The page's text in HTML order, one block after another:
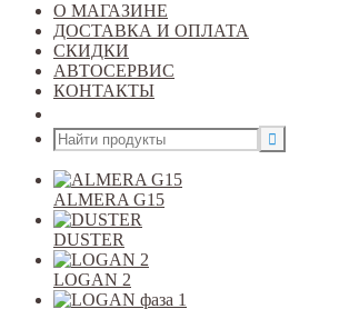
О МАГАЗИНЕ
ДОСТАВКА И ОПЛАТА
СКИДКИ
АВТОСЕРВИС
КОНТАКТЫ
ALMERA G15
DUSTER
LOGAN 2